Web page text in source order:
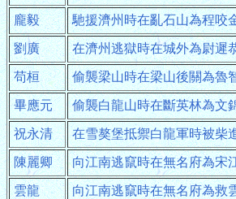
龐毅 馳援濟州時在亂石山為程咬
劉廣 在濟州逃獄時在城外為尉遲
苟桓 偷襲梁山時在梁山後關為魯
畢應元 偷襲白龍山時在斷英林為文
祝永清 在雪獒堡抵禦白龍軍時被柴
陳麗卿 向江南逃竄時在無名府為宋
雲龍 向江南逃竄時在無名府為救